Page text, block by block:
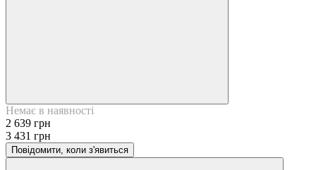
Немає в наявності
2 639 грн
3 431 грн
Повідомити, коли з'явиться